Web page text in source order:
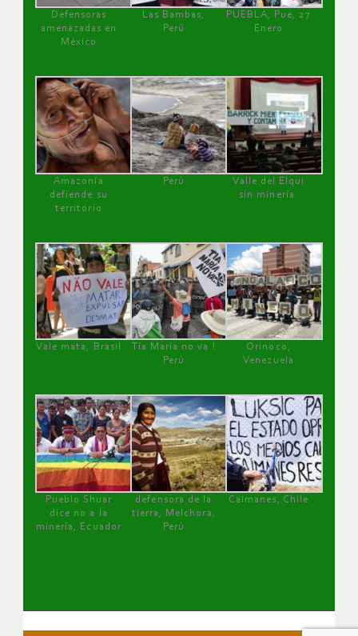
Defensoras
amenazadas en
México
Las Bambas,
Perú
PUEBLA, Pue, 27
Enero
Amazonía
defiende su
territorio
Perú
Valle del Elqui
sin minería.
Vale mata, Brasil
Tía María no va !
Perú
Orinoco,
Venezuela
Pueblo Shuar
dice no a la
minería, Ecuador
defensora de la
tierra, Melchora,
Perú
Caimanes, Chile